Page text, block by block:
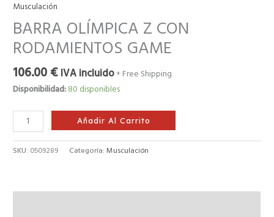
Musculación
BARRA OLÍMPICA Z CON
RODAMIENTOS GAME
106.00€ IVA incluido+ Free Shipping
Disponibilidad:80 disponibles
GAME
cantidad
Añadir Al Carrito
SKU: 0509289 Categoría:Musculación